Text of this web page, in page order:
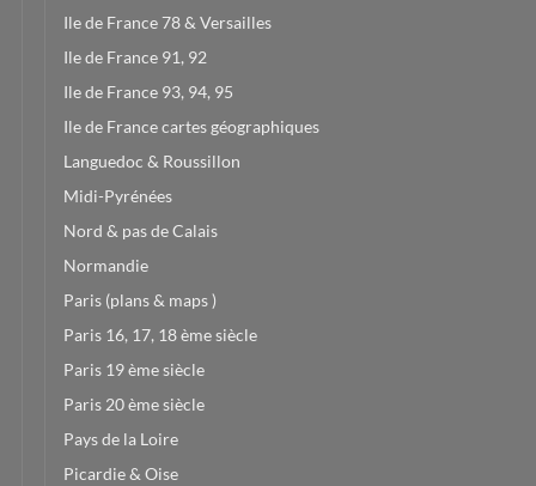
Ile de France 78 & Versailles
Ile de France 91, 92
Ile de France 93, 94, 95
Ile de France cartes géographiques
Languedoc & Roussillon
Midi-Pyrénées
Nord & pas de Calais
Normandie
Paris (plans & maps )
Paris 16, 17, 18 ème siècle
Paris 19 ème siècle
Paris 20 ème siècle
Pays de la Loire
Picardie & Oise